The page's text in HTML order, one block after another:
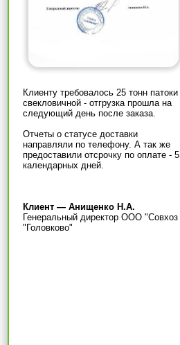
Клиенту требовалось 25 тонн патоки
свекловичной - отгрузка прошла на
следующий день после заказа.
Отчеты о статусе доставки
направляли по телефону. А так же
предоставили отсрочку по оплате - 5
календарных дней.
Клиент — Анищенко Н.А.
Генеральный директор ООО "Совхоз
"Головково"